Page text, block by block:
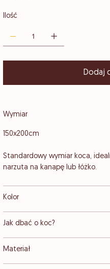
Ilość
Dodaj
Wymiar
150x200cm
Standardowy wymiar koca,
narzuta na kanapę lub łóżko.
Kolor
Jak dbać o koc?
Materiał